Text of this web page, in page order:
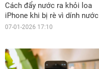
Cách đẩy nước ra khỏi loa
iPhone khi bị rè vì dính nước
07-01-2026 17:10